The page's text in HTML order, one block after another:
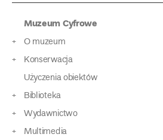
Muzeum Cyfrowe
O muzeum
Konserwacja
Użyczenia obiektów
Biblioteka
Wydawnictwo
Multimedia